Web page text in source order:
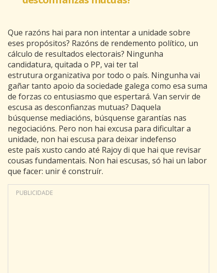
Que razóns hai para non intentar a unidade sobre
eses propósitos? Razóns de rendemento político, un
cálculo de resultados electorais? Ningunha
candidatura, quitada o PP, vai ter tal
estrutura organizativa por todo o país. Ningunha vai
gañar tanto apoio da sociedade galega como esa suma
de forzas co entusiasmo que espertará. Van servir de
escusa as desconfianzas mutuas? Daquela
búsquense mediacións, búsquense garantías nas
negociacións. Pero non hai excusa para dificultar a
unidade, non hai escusa para deixar indefenso
este país xusto cando até Rajoy di que hai que revisar
cousas fundamentais. Non hai escusas, só hai un labor
que facer: unir é construír.
PUBLICIDADE